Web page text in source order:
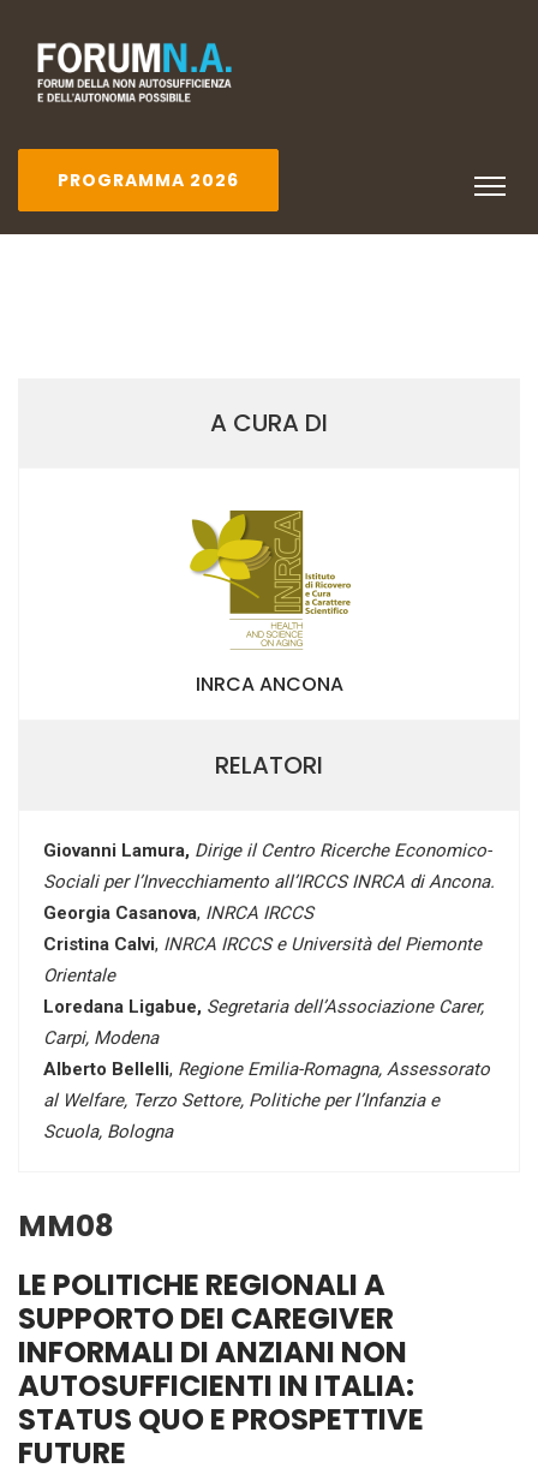
PROGRAMMA 2026
A CURA DI
INRCA ANCONA
RELATORI
Giovanni Lamura, Dirige il Centro Ricerche Economico-
Sociali per l’Invecchiamento all’IRCCS INRCA di Ancona.
Georgia Casanova, INRCA IRCCS
Cristina Calvi, INRCA IRCCS e Università del Piemonte
Orientale
Loredana Ligabue, Segretaria dell’Associazione Carer,
Carpi, Modena
Alberto Bellelli, Regione Emilia-Romagna, Assessorato
al Welfare, Terzo Settore, Politiche per l’Infanzia e
Scuola, Bologna
MM08
LE POLITICHE REGIONALI A
SUPPORTO DEI CAREGIVER
INFORMALI DI ANZIANI NON
AUTOSUFFICIENTI IN ITALIA:
STATUS QUO E PROSPETTIVE
FUTURE